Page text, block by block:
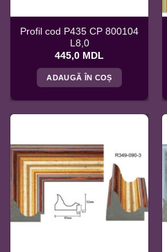
Profil cod P435 CP 800104
L8,0
445,0 MDL
ADAUGĂ ÎN COȘ